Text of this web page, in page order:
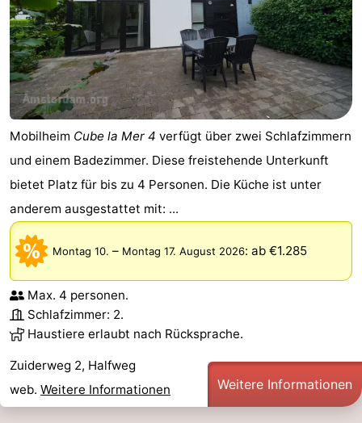
Mobilheim Cube la Mer 4 verfügt über zwei Schlafzimmern
und einem Badezimmer. Diese freistehende Unterkunft
bietet Platz für bis zu 4 Personen. Die Küche ist unter
anderem ausgestattet mit: ...
Montag 10. – Montag 17. August 2026: ab €1.285
Max. 4 personen.
Schlafzimmer: 2.
Haustiere erlaubt nach Rücksprache.
Zuiderweg 2, Halfweg
web. Weitere Informationen Weitere Informationen